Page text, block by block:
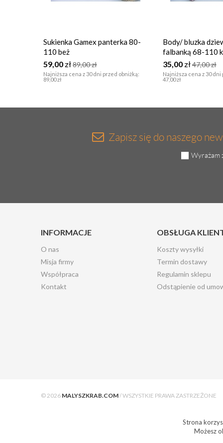
Sukienka Gamex panterka 80-
110 beż
59,00 zł89,00zł
Najniższa cena z 30 dni przed obniżką:
89,00 zł
Body/ bluzka
falbanką 68-110
GAMEX
35,00 zł47,00zł
Najniższa cena z 30 dni
47,00 zł
Zapisz się do naszego
Wyrażam
INFORMACJE
O nas
Misja firmy
Współpraca
Kontakt
OBSŁUGA
Koszty wysyłki
Termin dostawy
Regulamin sklepu
Odstąpienie od
© 2026 MALYSZKRAB.COM/ WSZYSTKIE PRAWA ZASTRZEŻONE
Strona
Możesz